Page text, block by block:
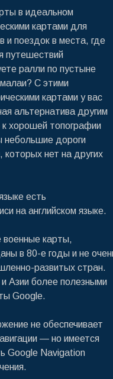
в идеальном
картами для
и поездок в места, где
путешествий
ралли по пустыне
С этими
картами у вас
альтернатива другим
хорошей топографии
небольшие дороги
которых нет на других
есть
на английском языке.
военные карты,
в 80-е годы и не
развитых стран.
Азии более полезными
Google.
не обеспечивает
— но имеется
Google Navigation